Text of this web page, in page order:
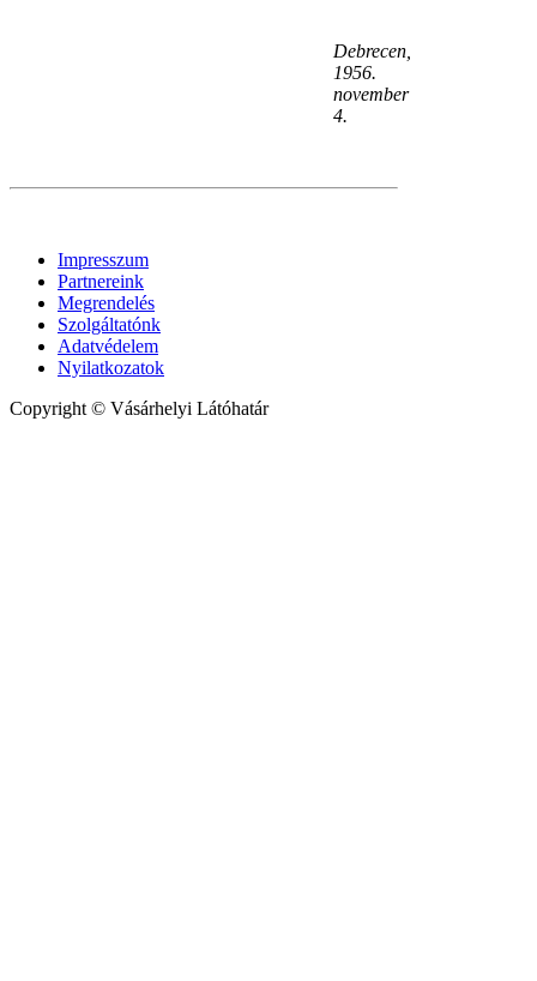
Debrecen,
1956.
november
4.
Impresszum
Partnereink
Megrendelés
Szolgáltatónk
Adatvédelem
Nyilatkozatok
Copyright © Vásárhelyi Látóhatár